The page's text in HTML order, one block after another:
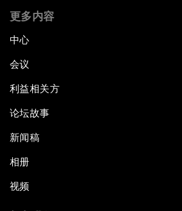
更多内容
中心
会议
利益相关方
论坛故事
新闻稿
相册
视频